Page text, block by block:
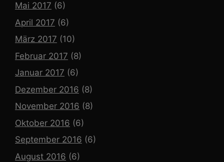
Mai 2017 (6)
April 2017 (6)
März 2017 (10)
Februar 2017 (8)
Januar 2017 (6)
Dezember 2016 (8)
November 2016 (8)
Oktober 2016 (6)
September 2016 (6)
August 2016 (6)